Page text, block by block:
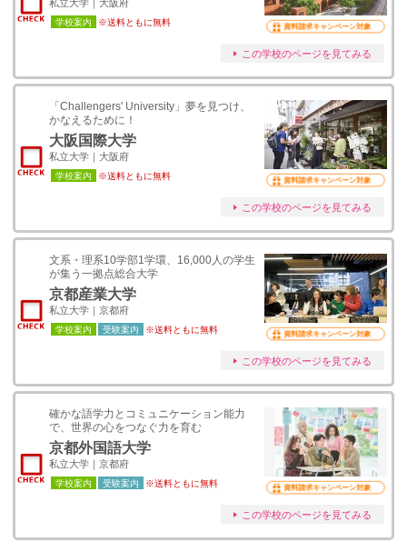
私立大学｜大阪府
学校案内 ※送料ともに無料 資料請求キャンペーン対象
この学校のページを見てみる
「Challengers' University」夢を見つけ、
かなえるために！
大阪国際大学
私立大学｜大阪府
学校案内 ※送料ともに無料 資料請求キャンペーン対象
この学校のページを見てみる
文系・理系10学部1学環、16,000人の学生
が集う一拠点総合大学
京都産業大学
私立大学｜京都府
学校案内 受験案内 ※送料ともに無料 資料請求キャンペーン対象
この学校のページを見てみる
確かな語学力とコミュニケーション能力
で、世界の心をつなぐ力を育む
京都外国語大学
私立大学｜京都府
学校案内 受験案内 ※送料ともに無料 資料請求キャンペーン対象
この学校のページを見てみる